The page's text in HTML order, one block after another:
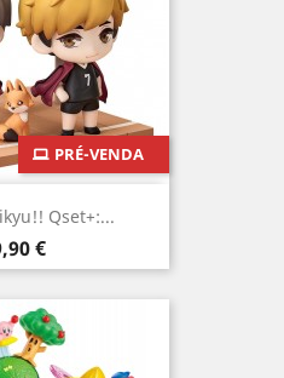
Qset+:...
€
PRÉ-VENDA